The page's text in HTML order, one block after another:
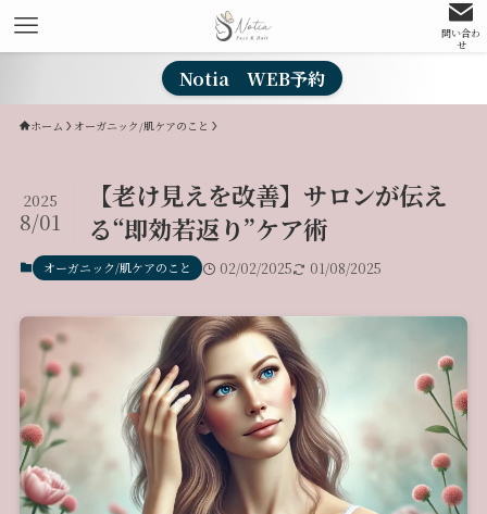
問い合わ
せ
Notia WEB予約
ホーム オーガニック/肌ケアのこと
【老け見えを改善】サロンが伝え
る“即効若返り”ケア術
2025
8/01
オーガニック/肌ケアのこと 02/02/2025 01/08/2025